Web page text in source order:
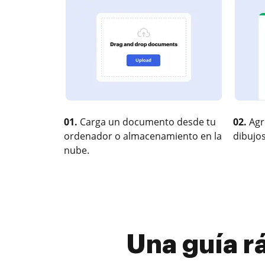
01. Carga un documento desde tu
ordenador o almacenamiento en la
nube.
02.
Una guía